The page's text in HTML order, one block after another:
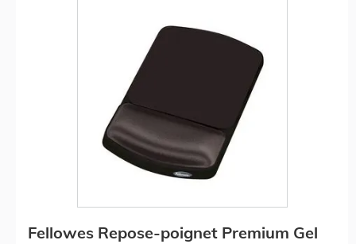
Fellowes Repose-poignet Premium Gel